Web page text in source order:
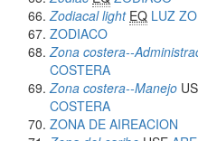
Zodiacal light EQ LUZ
ZODIACO
Zona costera--
COSTERA
Zona costera--Manejo
COSTERA
ZONA DE AIREACION